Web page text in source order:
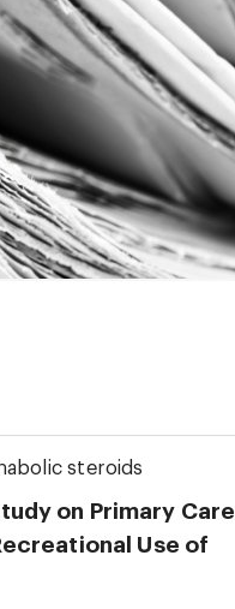
steroids
on Primary Care
Use of